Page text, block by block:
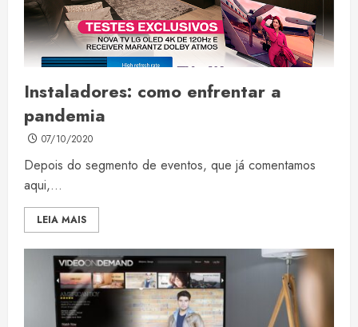
Instaladores: como enfrentar a
pandemia
07/10/2020
Depois do segmento de eventos, que já comentamos
aqui,...
LEIA MAIS